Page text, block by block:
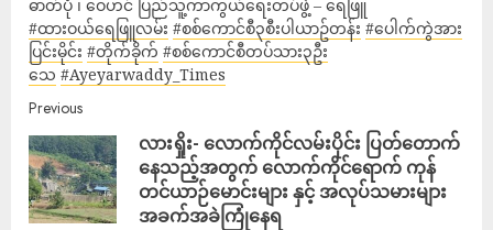
ဓာတ်ပုံ ၊ ဝေဟင် ပြည်သူ့ကာကွယ်ရေးတပ်ဖွဲ့ – ရေဖြူ
#ထားဝယ်ရေဖြူလမ်း #စစ်ကောင်စီ၃စီးပါယာဥ်တန်း #ပေါက်ကွဲအား
ပြင်းမိုင်း #တိုက်ခိုက် #စစ်ကောင်စီတပ်သား၃ဦး
သေ #Ayeyarwaddy_Times
Previous
လားရှိုး- လောက်ကိုင်လမ်းပိုင်း ပြတ်တောက်
နေသည့်အတွက် လောက်ကိုင်ရောက် ကုန်
တင်ယာဉ်မောင်းများ နှင့် အလုပ်သမားများ
အခက်အခဲကြုံနေရ